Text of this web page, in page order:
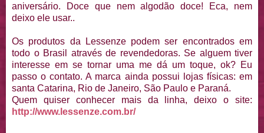
aniversário. Doce que nem algodão doce! Eca, nem
deixo ele usar..
Os produtos da Lessenze podem ser encontrados em
todo o Brasil através de revendedoras. Se alguem tiver
interesse em se tornar uma me dá um toque, ok? Eu
passo o contato. A marca ainda possui lojas físicas: em
santa Catarina, Rio de Janeiro, São Paulo e Paraná.
Quem quiser conhecer mais da linha, deixo o site:
http://www.lessenze.com.br/